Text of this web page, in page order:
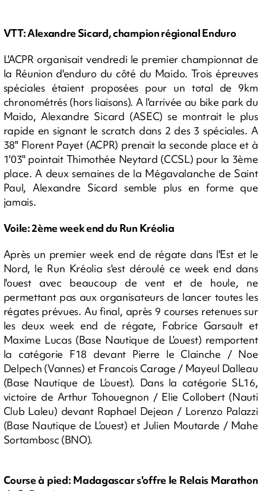
VTT: Alexandre Sicard, champion régional Enduro
L'ACPR organisait vendredi le premier championnat de
la Réunion d'enduro du côté du Maido. Trois épreuves
spéciales étaient proposées pour un total de 9km
chronométrés (hors liaisons). A l'arrivée au bike park du
Maido, Alexandre Sicard (ASEC) se montrait le plus
rapide en signant le scratch dans 2 des 3 spéciales. A
38" Florent Payet (ACPR) prenait la seconde place et à
1'03'' pointait Thimothée Neytard (CCSL) pour la 3ème
place. A deux semaines de la Mégavalanche de Saint
Paul, Alexandre Sicard semble plus en forme que
jamais.
Voile: 2ème week end du Run Kréolia
Après un premier week end de régate dans l'Est et le
Nord, le Run Kréolia s'est déroulé ce week end dans
l'ouest avec beaucoup de vent et de houle, ne
permettant pas aux organisateurs de lancer toutes les
régates prévues. Au final, après 9 courses retenues sur
les deux week end de régate, Fabrice Garsault et
Maxime Lucas (Base Nautique de L’ouest) remportent
la catégorie F18 devant Pierre le Clainche / Noe
Delpech (Vannes) et Francois Carage / Mayeul Dalleau
(Base Nautique de L’ouest). Dans la catégorie SL16,
victoire de Arthur Tohouegnon / Elie Collobert (Nauti
Club Laleu) devant Raphael Dejean / Lorenzo Palazzi
(Base Nautique de L’ouest) et Julien Moutarde / Mahe
Sortambosc (BNO).
Course à pied: Madagascar s'offre le Relais Marathon